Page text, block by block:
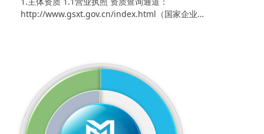
http://www.gsxt.gov.cn/index.html（国家企业…